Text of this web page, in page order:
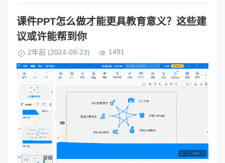
课件PPT怎么做才能更具教育意义？这些建
议或许能帮到你
2年前 (2024-09-23) 1491